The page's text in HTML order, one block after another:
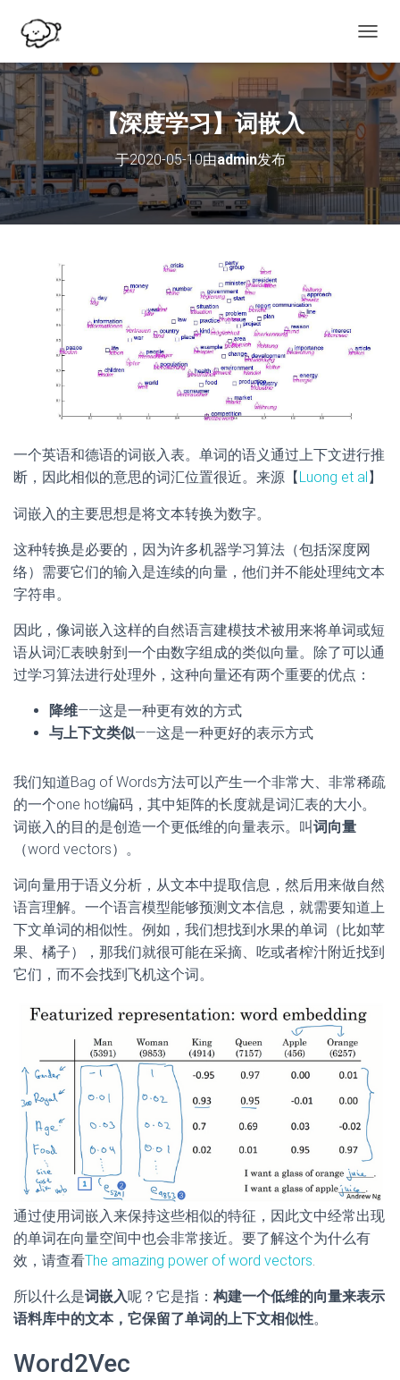
换
导
航
【深度学习】词嵌入
于2020-05-10由admin发布
一个英语和德语的词嵌入表。单词的语义通过上下文进行推
断，因此相似的意思的词汇位置很近。来源【Luong et al】
词嵌入的主要思想是将文本转换为数字。
这种转换是必要的，因为许多机器学习算法（包括深度网
络）需要它们的输入是连续的向量，他们并不能处理纯文本
字符串。
因此，像词嵌入这样的自然语言建模技术被用来将单词或短
语从词汇表映射到一个由数字组成的类似向量。除了可以通
过学习算法进行处理外，这种向量还有两个重要的优点：
降维——这是一种更有效的方式
与上下文类似——这是一种更好的表示方式
我们知道Bag of Words方法可以产生一个非常大、非常稀疏
的一个one hot编码，其中矩阵的长度就是词汇表的大小。
词嵌入的目的是创造一个更低维的向量表示。叫词向量
（word vectors）。
词向量用于语义分析，从文本中提取信息，然后用来做自然
语言理解。一个语言模型能够预测文本信息，就需要知道上
下文单词的相似性。例如，我们想找到水果的单词（比如苹
果、橘子），那我们就很可能在采摘、吃或者榨汁附近找到
它们，而不会找到飞机这个词。
通过使用词嵌入来保持这些相似的特征，因此文中经常出现
的单词在向量空间中也会非常接近。要了解这个为什么有
效，请查看The amazing power of word vectors.
所以什么是词嵌入呢？它是指： 构建一个低维的向量来表示
语料库中的文本，它保留了单词的上下文相似性。
Word2Vec